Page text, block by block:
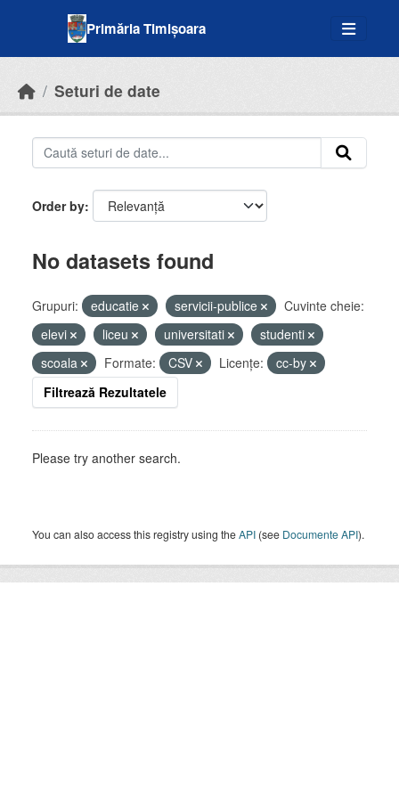
Primăria Timișoara
Seturi de date
Order by
No datasets found
Grupuri: educatie servicii-publice
Cuvinte cheie:
elevi
liceu universitati
studenti
scoala
Formate: CSV Licenţe:
cc-by
Filtrează Rezultatele
Please try another search.
You can also access this registry using theAPI (see Documente API).